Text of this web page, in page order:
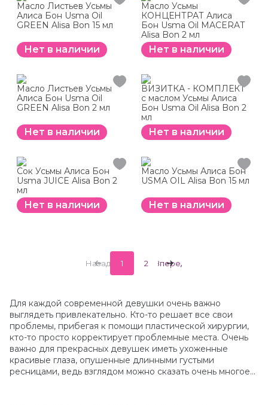
Масло Листьев Усьмы
Алиса Бон Usma Oil
GREEN Alisa Bon 15 мл
Нет в наличии
Масло Усьмы
КОНЦЕНТРАТ Алиса
Бон Usma Oil MACERAT
Alisa Bon 2 мл
Нет в наличии
Масло Листьев Усьмы
Алиса Бон Usma Oil
GREEN Alisa Bon 2 мл
Нет в наличии
ВИЗИТКА - КОМПЛЕКТ
с маслом Усьмы Алиса
Бон Usma Oil Alisa Bon 2
мл
Нет в наличии
Сок Усьмы Алиса Бон
Usma JUICE Alisa Bon 2
мл
Нет в наличии
Масло Усьмы Алиса Бон
USMA OIL Alisa Bon 15 мл
Нет в наличии
Назад 1 2 Вперед
Для каждой современной девушки очень важно
выглядеть привлекательно. Кто-то решает все свои
проблемы, прибегая к помощи пластической хирургии,
кто-то просто корректирует проблемные места. Очень
важно для прекрасных девушек иметь ухоженные
красивые глаза, опушенные длинными густыми
ресницами, ведь взглядом можно сказать очень многое...